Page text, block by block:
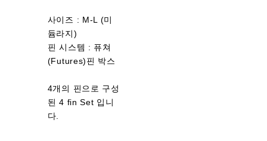
사이즈 : M-L (미
듐라지)
핀 시스템 : 퓨쳐
(Futures)핀 박스
4개의 핀으로 구성
된 4 fin Set 입니
다.